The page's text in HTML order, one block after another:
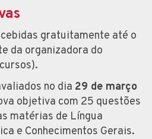
gratuitamente até o
da organizadora do
no dia 29 de março
objetiva com 25 questões
matérias de Língua
e Conhecimentos Gerais.